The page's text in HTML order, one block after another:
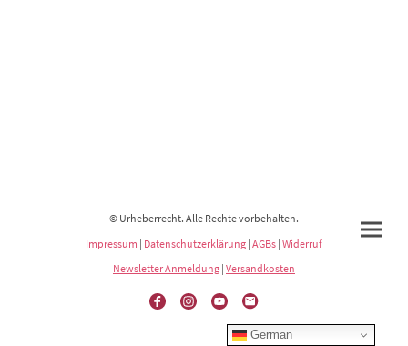
© Urheberrecht. Alle Rechte vorbehalten.
Impressum | Datenschutzerklärung | AGBs | Widerruf
Newsletter Anmeldung | Versandkosten
German